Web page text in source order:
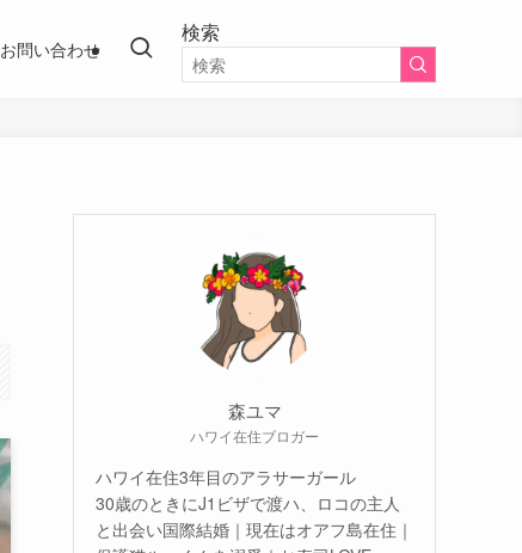
お問い合わせ
検索
森ユマ
ハワイ在住ブロガー
ハワイ在住3年目のアラサーガール
30歳のときにJ1ビザで渡ハ、ロコの主人
と出会い国際結婚｜現在はオアフ島在住｜